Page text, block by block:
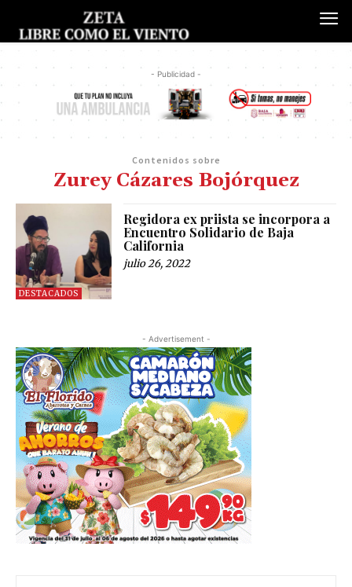
- Publicidad -
Contenidos sobre
Zurey Cázares Bojórquez
DESTACADOS
Regidora ex priista se incorpora a
Encuentro Solidario de Baja
California
julio 26, 2022
- Advertisement -